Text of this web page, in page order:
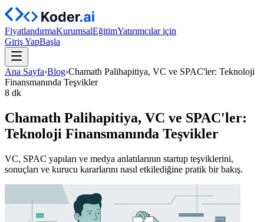
FiyatlandırmaKurumsalEğitimYatırımcılar için
Giriş YapBaşla
Ana Sayfa›Blog›Chamath Palihapitiya, VC ve SPAC'ler: Teknoloji
Finansmanında Teşvikler
8 dk
Chamath Palihapitiya, VC ve SPAC'ler:
Teknoloji Finansmanında Teşvikler
VC, SPAC yapıları ve medya anlatılarının startup teşviklerini,
sonuçları ve kurucu kararlarını nasıl etkilediğine pratik bir bakış.